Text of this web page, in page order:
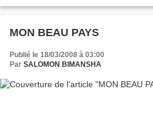
MON BEAU PAYS
Publié le 18/03/2008 à 03:00
Par SALOMON BIMANSHA